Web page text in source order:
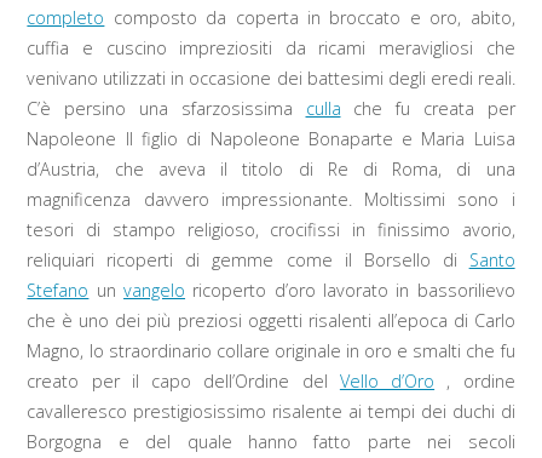
completo composto da coperta in broccato e oro, abito,
cuffia e cuscino impreziositi da ricami meravigliosi che
venivano utilizzati in occasione dei battesimi degli eredi reali.
C’è persino una sfarzosissima culla che fu creata per
Napoleone II figlio di Napoleone Bonaparte e Maria Luisa
d’Austria, che aveva il titolo di Re di Roma, di una
magnificenza davvero impressionante. Moltissimi sono i
tesori di stampo religioso, crocifissi in finissimo avorio,
reliquiari ricoperti di gemme come il Borsello di Santo
Stefano unvangelo ricoperto d’oro lavorato in bassorilievo
che è uno dei più preziosi oggetti risalenti all’epoca di Carlo
Magno, lo straordinario collare originale in oro e smalti che fu
creato per il capo dell’Ordine del Vello d’Oro , ordine
cavalleresco prestigiosissimo risalente ai tempi dei duchi di
Borgogna e del quale hanno fatto parte nei secoli